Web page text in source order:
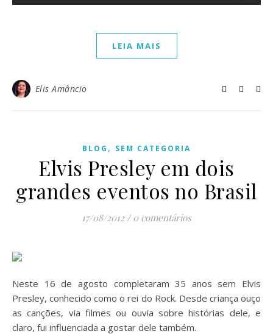
LEIA MAIS
Elis Amâncio
BLOG , SEM CATEGORIA
Elvis Presley em dois
grandes eventos no Brasil
17/08/2012 / 0 comentários
Neste 16 de agosto completaram 35 anos sem Elvis
Presley, conhecido como o rei do Rock. Desde criança ouço
as canções, via filmes ou ouvia sobre histórias dele, e
claro, fui influenciada a gostar dele também.